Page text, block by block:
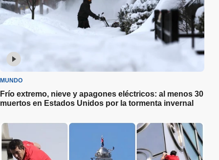
MUNDO
Frío extremo, nieve y apagones eléctricos: al menos 30
muertos en Estados Unidos por la tormenta invernal